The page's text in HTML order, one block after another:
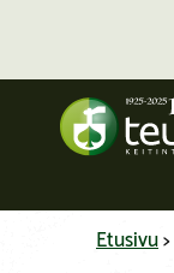
Etusivu>